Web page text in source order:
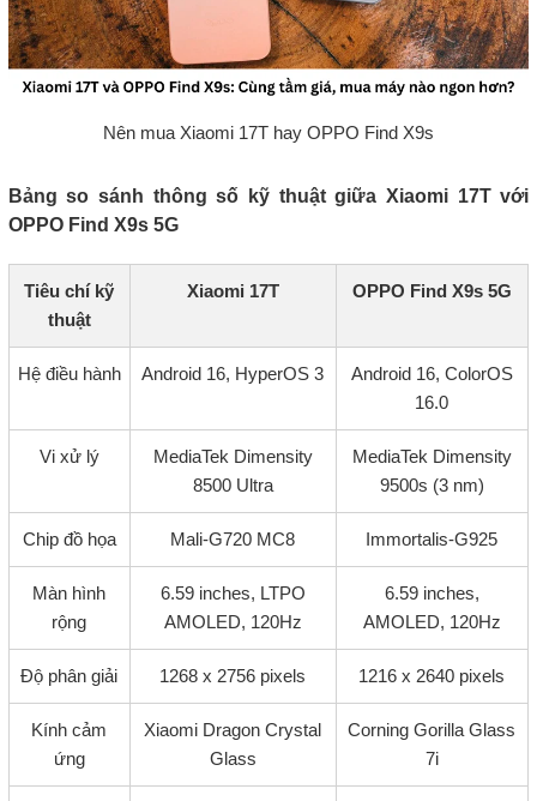
Nên mua Xiaomi 17T hay OPPO Find X9s
Bảng so sánh thông số kỹ thuật giữa Xiaomi 17T với
OPPO Find X9s 5G
Tiêu chí kỹ
thuật
Xiaomi 17T OPPO Find X9s 5G
Hệ điều hành Android 16, HyperOS 3
Android 16, ColorOS
16.0
Vi xử lý
MediaTek Dimensity
8500 Ultra
MediaTek Dimensity
9500s (3 nm)
Chip đồ họa Mali-G720 MC8 Immortalis-G925
Màn hình
rộng
6.59 inches, LTPO
AMOLED, 120Hz
6.59 inches,
AMOLED, 120Hz
Độ phân giải 1268 x 2756 pixels 1216 x 2640 pixels
Kính cảm
ứng
Xiaomi Dragon Crystal
Glass
Corning Gorilla Glass
7i